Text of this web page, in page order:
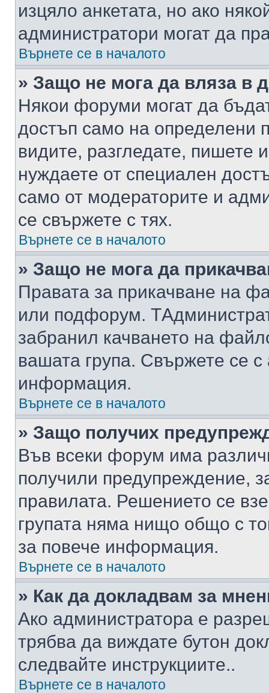
изцяло анкетата, но ако
администратори могат да
Върнете се в началото
» Защо не мога да вляза в
Някои форуми могат да
достъп само на определени
видите, разгледате, пишете
нуждаете от специален
само от модераторите и
се свържете с тях.
Върнете се в началото
» Защо не мога да
Правата за прикачване на
или подфорум.
забранил качването на
вашата група. Свържете се
информация.
Върнете се в началото
» Защо получих
Във всеки форум има
получили предупреждение,
правилата. Решението се
групата няма нищо общо с
за повече информация.
Върнете се в началото
» Как да докладвам за
Ако администратора е
трябва да виждате бутон
следвайте инструкциите..
Върнете се в началото